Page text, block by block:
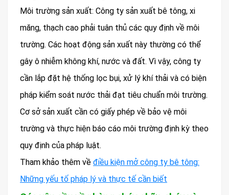
Môi trường sản xuất: Công ty sản xuất bê tông, xi
măng, thạch cao phải tuân thủ các quy định về môi
trường. Các hoạt động sản xuất này thường có thể
gây ô nhiễm không khí, nước và đất. Vì vậy, công ty
cần lắp đặt hệ thống lọc bụi, xử lý khí thải và có biện
pháp kiểm soát nước thải đạt tiêu chuẩn môi trường.
Cơ sở sản xuất cần có giấy phép về bảo vệ môi
trường và thực hiện báo cáo môi trường định kỳ theo
quy định của pháp luật.
Tham khảo thêm về điều kiện mở công ty bê tông:
Những yếu tố pháp lý và thực tế cần biết